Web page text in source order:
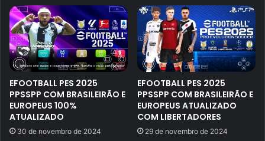
EFOOTBALL PES 2025
PPSSPP COM BRASILEIRÃO E
EUROPEUS 100%
ATUALIZADO
30 de novembro de 2024
EFOOTBALL PES 2025
PPSSPP COM BRASILEIRÃO E
EUROPEUS ATUALIZADO
COM LIBERTADORES
29 de novembro de 2024